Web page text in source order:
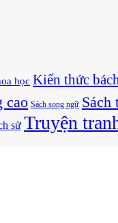
học Kiến thức
cao Sách song ngữ Sách
sử Truyện